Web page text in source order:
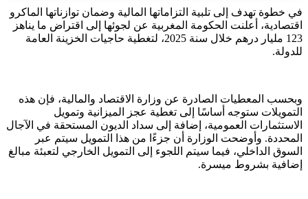
في خطوة تهدف إلى تلبية التزاماتها المالية وضمان توازناتها الماكرو
اقتصادية، أعلنت الحكومة المغربية عن لجوئها إلى اقتراض ما يناهز
123 مليار درهم خلال سنة 2025، لتغطية حاجيات الخزينة العامة
للدولة.
وبحسب المعطيات الصادرة عن وزارة الاقتصاد والمالية، فإن هذه
التمويلات ستوجه أساسًا إلى تغطية عجز الميزانية وتمويل
الاستثمارات العمومية، إضافة إلى سداد الديون المستحقة في الآجال
المحددة. وأوضحت الوزارة أن جزءًا من هذا التمويل سيتم عبر
السوق الداخلي، فيما سيتم اللجوء إلى التمويل الخارجي لتعبئة مبالغ
إضافية بشروط ميسرة.